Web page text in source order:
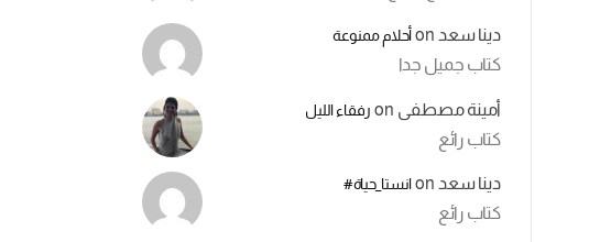
دينا سعد onأحلام ممنوعة
كتاب جميل جدا
أمينة مصطفى on رفقاء الليل
كتاب رائع
دينا سعد onانستا_حياة#
كتاب رائع